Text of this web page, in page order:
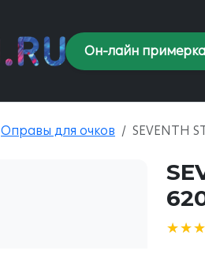
Он-лайн примерка
Оправы для очков SEVENTH